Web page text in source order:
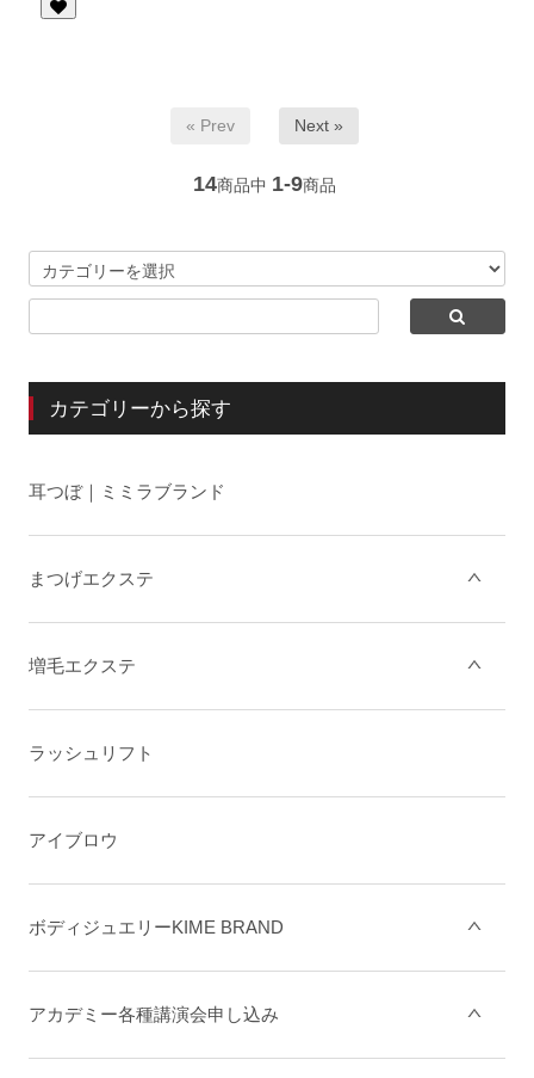
« Prev Next »
14商品中 1-9商品
カテゴリーから探す
耳つぼ｜ミミラブランド
まつげエクステ
増毛エクステ
ラッシュリフト
アイブロウ
ボディジュエリーKIME BRAND
アカデミー各種講演会申し込み